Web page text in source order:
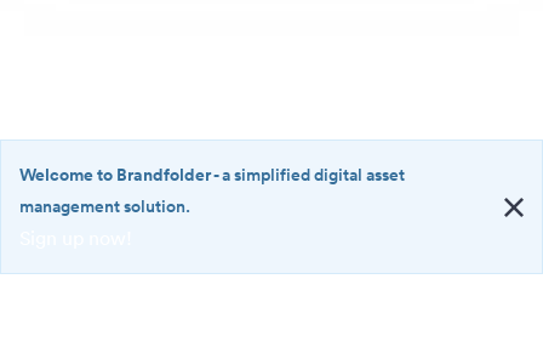
·
Welcome to Brandfolder- a simplified digital asset
management solution.